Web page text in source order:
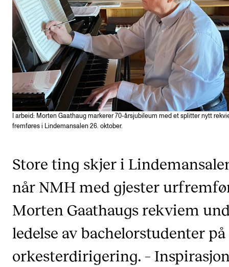
STUDENTLIV
Søknad og opptak
Biblioteket
Fagmiljøer
Salane våre
Studentutvalet SUT (student.nmh.no)
CREMAH
NordART
Prosjekter
INTERNASJONALT
I arbeid: Morten Gaathaug markerer 70-årsjubileum med et splitter nytt
fremføres i Lindemansalen 26. oktober.
Store ting skjer i
når NMH med gjester
Morten Gaathaugs rekviem
ledelse av bachelorstudenter på
orkesterdirigering. –